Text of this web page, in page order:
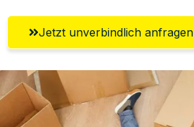
Jetzt unverbindlich anfragen